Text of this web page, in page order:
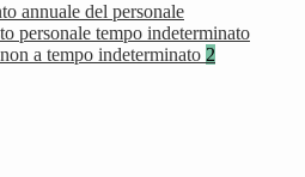
annuale del personale
personale tempo indeterminato
a tempo indeterminato 2